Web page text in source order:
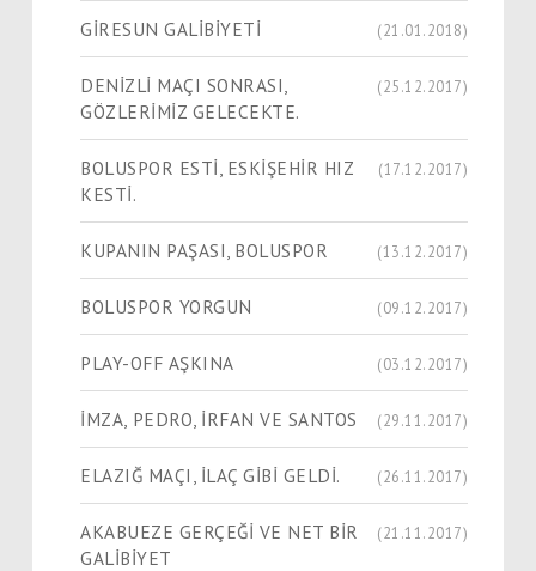
GİRESUN GALİBİYETİ (21.01.2018)
DENİZLİ MAÇI SONRASI,
GÖZLERİMİZ GELECEKTE.
(25.12.2017)
BOLUSPOR ESTİ, ESKİŞEHİR HIZ
KESTİ.
(17.12.2017)
KUPANIN PAŞASI, BOLUSPOR (13.12.2017)
BOLUSPOR YORGUN (09.12.2017)
PLAY-OFF AŞKINA (03.12.2017)
İMZA, PEDRO, İRFAN VE SANTOS (29.11.2017)
ELAZIĞ MAÇI, İLAÇ GİBİ GELDİ. (26.11.2017)
AKABUEZE GERÇEĞİ VE NET BİR
GALİBİYET
(21.11.2017)